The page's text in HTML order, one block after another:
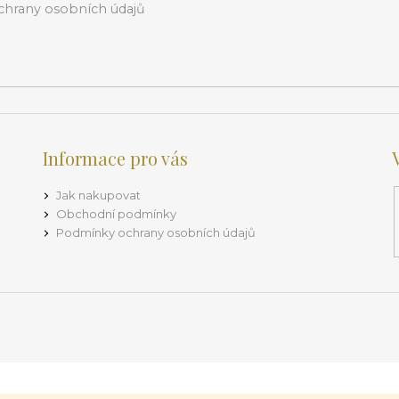
osobních údajů
Informace pro vás
Jak nakupovat
Obchodní podmínky
Podmínky ochrany osobních údajů